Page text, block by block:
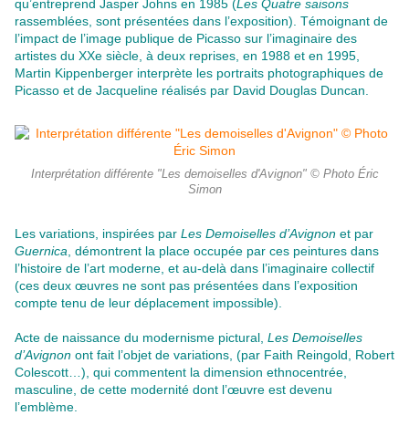
qu’entreprend Jasper Johns en 1985 (Les Quatre saisons
rassemblées, sont présentées dans l’exposition). Témoignant de
l’impact de l’image publique de Picasso sur l’imaginaire des
artistes du XXe siècle, à deux reprises, en 1988 et en 1995,
Martin Kippenberger interprète les portraits photographiques de
Picasso et de Jacqueline réalisés par David Douglas Duncan.
Interprétation différente "Les demoiselles d'Avignon" © Photo Éric
Simon
Les variations, inspirées par Les Demoiselles d’Avignon et par
Guernica , démontrent la place occupée par ces peintures dans
l’histoire de l’art moderne, et au-delà dans l’imaginaire collectif
(ces deux œuvres ne sont pas présentées dans l’exposition
compte tenu de leur déplacement impossible).
Acte de naissance du modernisme pictural, Les Demoiselles
d’Avignon ont fait l’objet de variations, (par Faith Reingold, Robert
Colescott…), qui commentent la dimension ethnocentrée,
masculine, de cette modernité dont l’œuvre est devenu
l’emblème.